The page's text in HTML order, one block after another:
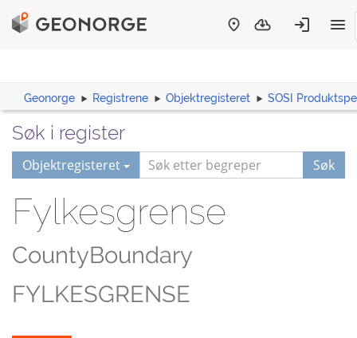
Geonorge Registrene Objektregisteret SOSI
Søk i register
Objektregisteret Søk
Fylkesgrense
CountyBoundary
FYLKESGRENSE